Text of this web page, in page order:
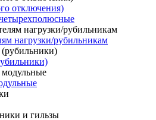
отключения)
нагрузки/рубильникам